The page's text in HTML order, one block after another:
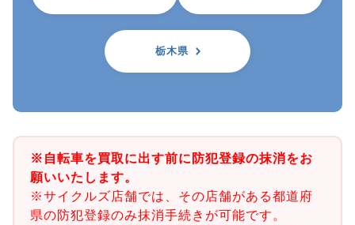
栃木県
※自転車を買取に出す前に防犯登録の抹消をお
願いいたします。
※サイクルズ店舗では、その店舗がある都道府
県の防犯登録のみ抹消手続きが可能です。